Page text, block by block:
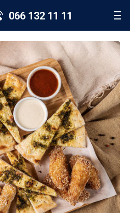
066 132 11 11